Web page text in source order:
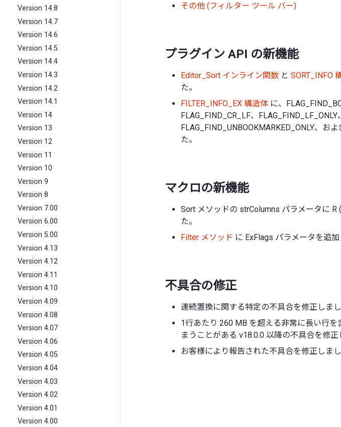
Version 14.8
Version 14.7
Version 14.6
Version 14.5
Version 14.4
Version 14.3
Version 14.2
Version 14.1
Version 14
Version 13
Version 12
Version 11
Version 10
Version 9
Version 8
Version 7.00
Version 6.00
Version 5.00
Version 4.13
Version 4.12
Version 4.11
Version 4.10
Version 4.09
Version 4.08
Version 4.07
Version 4.06
Version 4.05
Version 4.04
Version 4.03
Version 4.02
Version 4.01
Version 4.00
その他 (フィルター ツール バー)
プラグイン API の新機能
Editor_Sort インライン関数 と SORT_INFO
た。
FILTER_INFO_EX 構造体 に、
FLAG_FIND_CR_LF、FLAG_FIND_LF_ONLY
FLAG_FIND_UNBOOKMARKED_ONLY、お
た。
マクロの新機能
Sort メソッドの strColumns パラメータに
た。
Filter メソッド に ExFlags パラメータを追加
不具合の修正
連続置換に関する特定の不具合を修正しまし
1行あたり 260 MB を超える非常に長い行
まうことがある v18.0.0 以降の不具合を修正
お客様により報告された不具合を修正しま